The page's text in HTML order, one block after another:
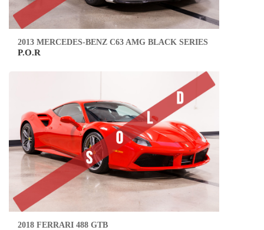
2013 MERCEDES-BENZ C63 AMG BLACK SERIES
P.O.R
2018 FERRARI 488 GTB